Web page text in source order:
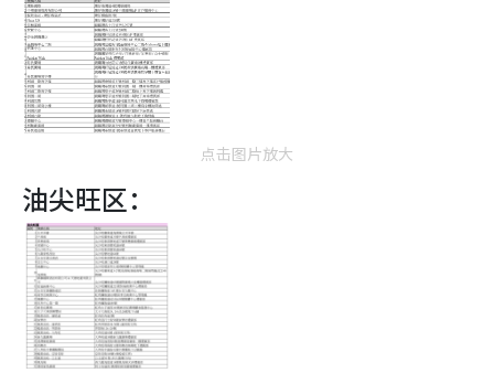
点击图片放大
油尖旺区：